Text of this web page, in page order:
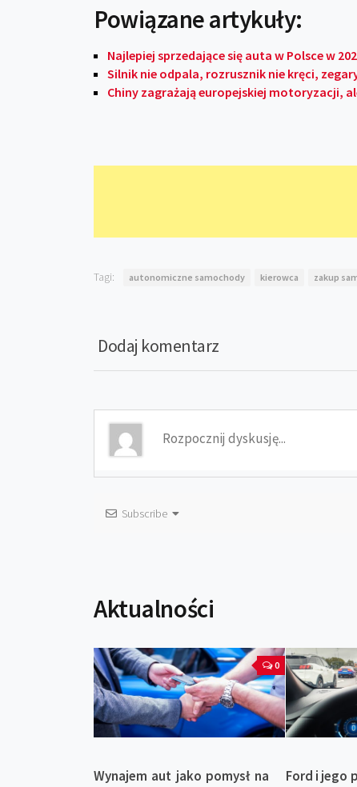
Powiązane artykuły:
Najlepiej sprzedające się auta w Polsce w
Silnik nie odpala, rozrusznik nie kręci,
Chiny zagrażają europejskiej motoryzacji,
Tagi: autonomiczne samochody kierowca zakup
Dodaj komentarz
Subscribe
Aktualności
0
Wynajem aut jako pomysł na Ford i jego